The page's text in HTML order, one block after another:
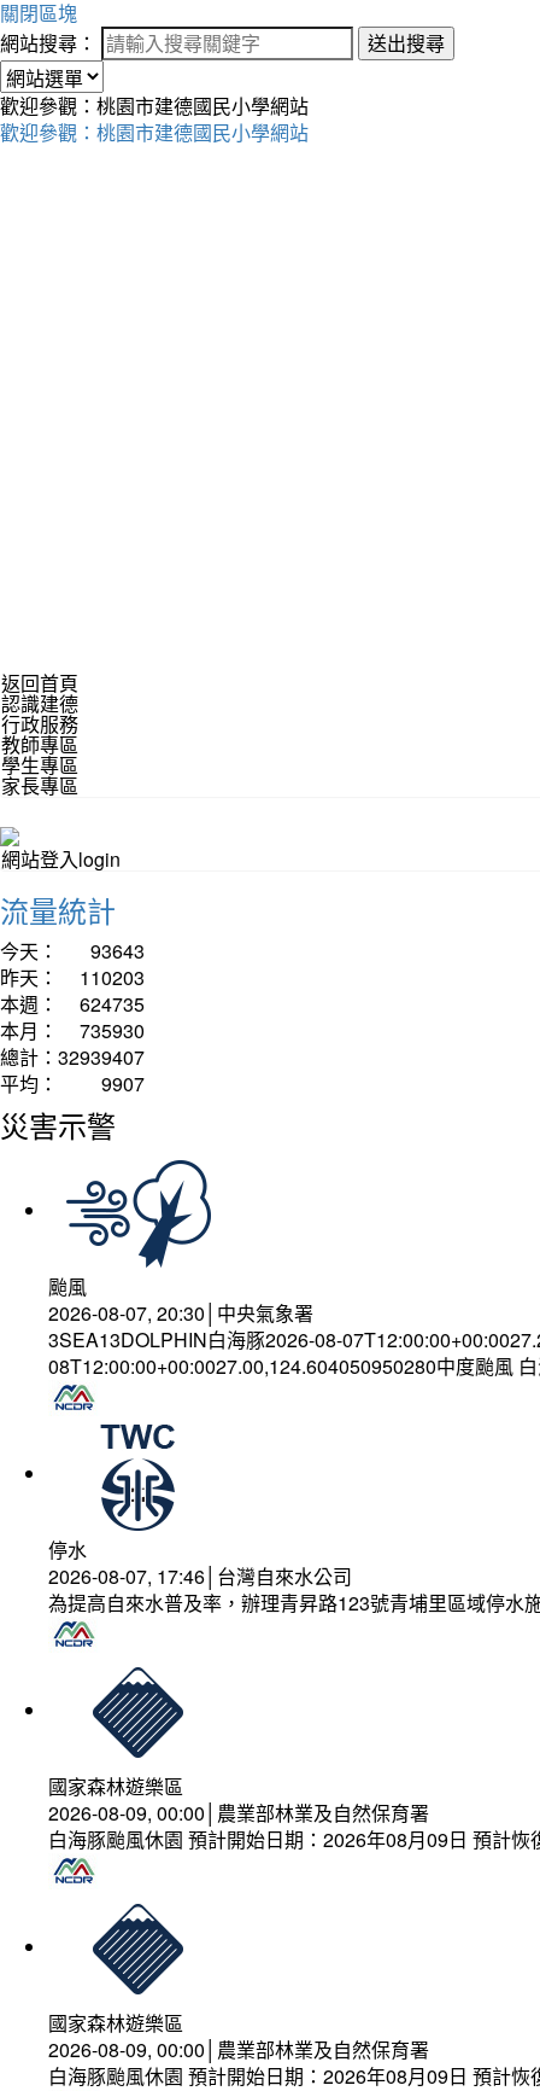
關閉區塊
網站搜尋：
送出搜尋
歡迎參觀：桃園市建德國民小學網站
歡迎參觀：桃園市建德國民小學網站
返回首頁
認識建德
行政服務
教師專區
學生專區
家長專區
網站登入login
流量統計
今天：
93643
昨天：
110203
本週：
624735
本月：
735930
總計： 32939407
平均：
9907
災害示警
颱風
2026-08-07, 20:30│中央氣象署
3SEA13DOLPHIN白海豚2026-08-
08T12:00:00+00:0027.00,124.604050950280中度颱風
停水
2026-08-07, 17:46│台灣自來水公司
為提高自來水普及率，辦理青昇路123號青埔里區域停水
國家森林遊樂區
2026-08-09, 00:00│農業部林業及自然保育署
白海豚颱風休園 預計開始日期：2026年08月09日 預計
國家森林遊樂區
2026-08-09, 00:00│農業部林業及自然保育署
白海豚颱風休園 預計開始日期：2026年08月09日 預計